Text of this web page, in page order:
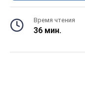
Время чтения
36 мин.